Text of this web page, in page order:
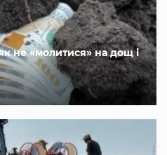
не «молитися» на дощ і